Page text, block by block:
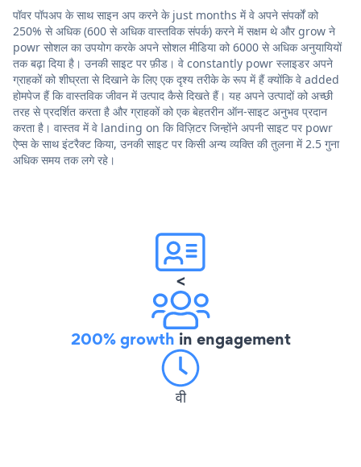
पॉवर पॉपअप के साथ साइन अप करने के just months में वे अपने संपर्कों को
250% से अधिक (600 से अधिक वास्तविक संपर्क) करने में सक्षम थे और grow ने
powr सोशल का उपयोग करके अपने सोशल मीडिया को 6000 से अधिक अनुयायियों
तक बढ़ा दिया है। उनकी साइट पर फ़ीड। वे constantly powr स्लाइडर अपने
ग्राहकों को शीघ्रता से दिखाने के लिए एक दृश्य तरीके के रूप में हैं क्योंकि वे added
होमपेज हैं कि वास्तविक जीवन में उत्पाद कैसे दिखते हैं। यह अपने उत्पादों को अच्छी
तरह से प्रदर्शित करता है और ग्राहकों को एक बेहतरीन ऑन-साइट अनुभव प्रदान
करता है। वास्तव में वे landing on कि विज़िटर जिन्होंने अपनी साइट पर powr
ऐप्स के साथ इंटरैक्ट किया, उनकी साइट पर किसी अन्य व्यक्ति की तुलना में 2.5 गुना
अधिक समय तक लगे रहे।
<
200% growth in engagement
वी